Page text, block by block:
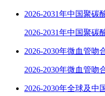
2026-2031年中国聚碳
2026-2031年中国聚碳
2026-2030年微血管
2026-2030年微血管吻
2026-2030年全球及